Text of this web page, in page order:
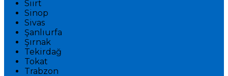
Siirt
Sinop
Sivas
Şanlıurfa
Şırnak
Tekirdağ
Tokat
Trabzon